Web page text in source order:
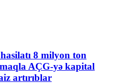
8 milyon ton
AÇG-yə kapital
artırıblar